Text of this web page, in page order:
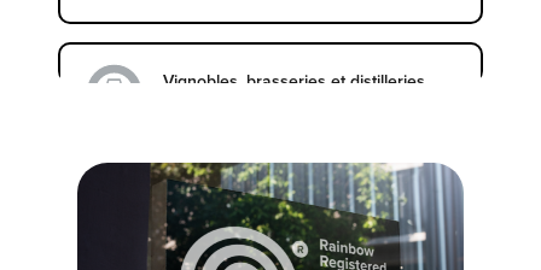
Vignobles, brasseries et distilleries
Co.
Penticton, la Colombie-Britannique